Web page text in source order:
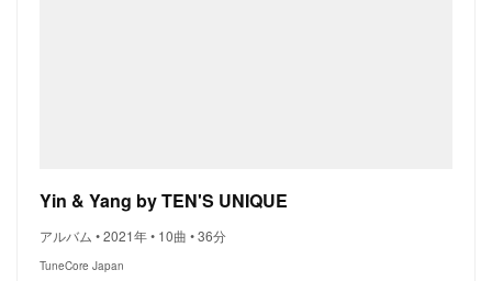
Yin & Yang by TEN'S UNIQUE
アルバム • 2021年 • 10曲 • 36分
TuneCore Japan